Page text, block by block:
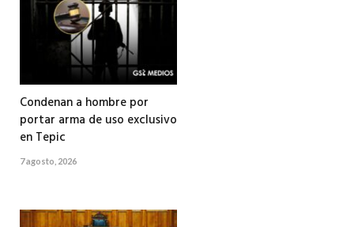
Condenan a hombre por
portar arma de uso exclusivo
en Tepic
7 agosto, 2026